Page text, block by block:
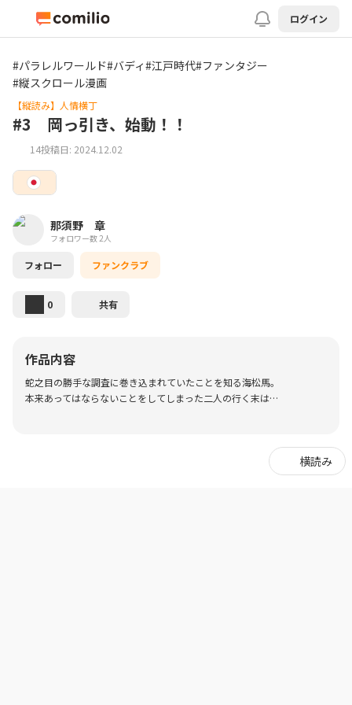
ログイン
横読み
#パラレルワールド#バディ#江戸時代#ファンタジー
#縦スクロール漫画
【縦読み】人情横丁
#3 岡っ引き、始動！！
14投稿日: 2024.12.02
那須野 章
フォロワー数 2人
フォロー ファンクラブ
0 共有
作品内容
蛇之目の勝手な調査に巻き込まれていたことを知る海松馬。
本来あってはならないことをしてしまった二人の行く末は…